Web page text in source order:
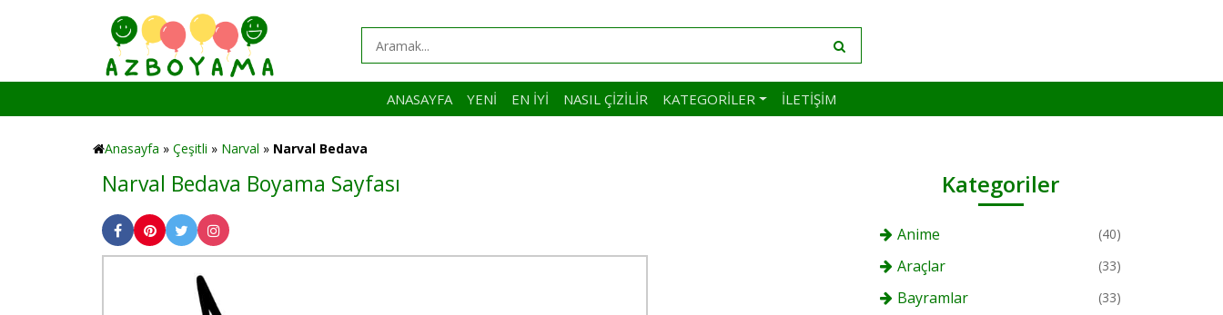
ANASAYFA YENI EN İYI NASIL ÇIZILIR KATEGORILER İLETIŞIM
Anasayfa » Çeşitli » Narval » Narval Bedava
Narval Bedava Boyama Sayfası Kategoriler
Anime (40)
Araçlar (33)
Bayramlar (33)